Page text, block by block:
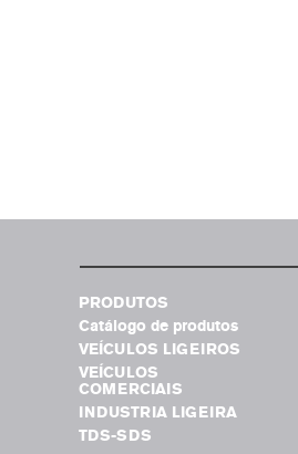
PRODUTOS
Catálogo de produtos
VEÍCULOS LIGEIROS
VEÍCULOS
COMERCIAIS
INDUSTRIA LIGEIRA
TDS-SDS